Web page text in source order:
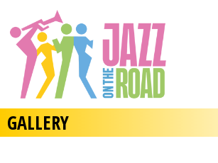
GALLERY